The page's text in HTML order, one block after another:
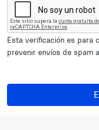
Esta verificación es para
prevenir envíos de spam